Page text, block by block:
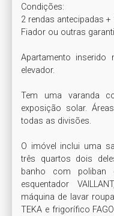
Condições:
2 rendas antecipadas
Fiador ou outras
Apartamento
elevador.
Tem uma varanda
exposição solar.
todas as divisões.
O imóvel inclui uma
três quartos dois
banho com poliban
esquentador
máquina de lavar
TEKA e frigorífico